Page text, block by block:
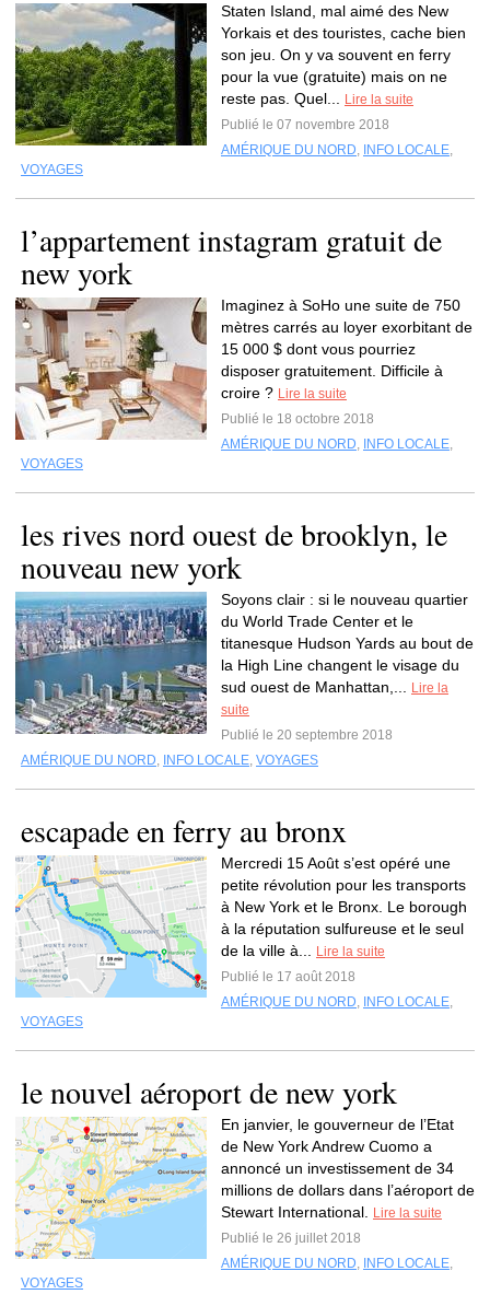
Staten Island, mal aimé des New
Yorkais et des touristes, cache bien
son jeu. On y va souvent en ferry
pour la vue (gratuite) mais on ne
reste pas. Quel...
Lire la suite
Publié le 07 novembre 2018
AMÉRIQUE DU NORD, INFO LOCALE,
VOYAGES
l’appartement instagram gratuit de
new york
Imaginez à SoHo une suite de 750
mètres carrés au loyer exorbitant de
15 000 $ dont vous pourriez
disposer gratuitement. Difficile à
croire ? Lire la suite
Publié le 18 octobre 2018
AMÉRIQUE DU NORD, INFO LOCALE,
VOYAGES
les rives nord ouest de brooklyn, le
nouveau new york
Soyons clair : si le nouveau quartier
du World Trade Center et le
titanesque Hudson Yards au bout de
la High Line changent le visage du
sud ouest de Manhattan,...
Lire la
suite
Publié le 20 septembre 2018
AMÉRIQUE DU NORD, INFO LOCALE, VOYAGES
escapade en ferry au bronx
Mercredi 15 Août s’est opéré une
petite révolution pour les transports
à New York et le Bronx. Le borough
à la réputation sulfureuse et le seul
de la ville à...
Lire la suite
Publié le 17 août 2018
AMÉRIQUE DU NORD, INFO LOCALE,
VOYAGES
le nouvel aéroport de new york
En janvier, le gouverneur de l’Etat
de New York Andrew Cuomo a
annoncé un investissement de 34
millions de dollars dans l’aéroport de
Stewart International.
Lire la suite
Publié le 26 juillet 2018
AMÉRIQUE DU NORD, INFO LOCALE,
VOYAGES